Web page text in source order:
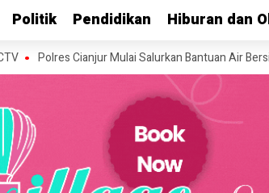
Politik Pendidikan Hiburan dan
Politik Pendidikan Hiburan dan
Polres Cianjur Mulai Salurkan Bantuan Air Bersih ke